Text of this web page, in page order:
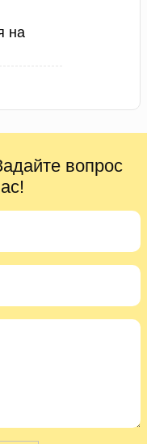
на
вопрос